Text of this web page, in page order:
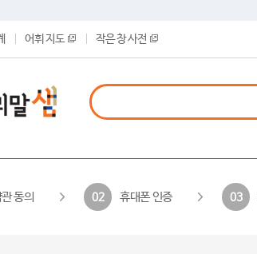
어휘 지도 작은 창 사전
동의 02 휴대폰 인증 03